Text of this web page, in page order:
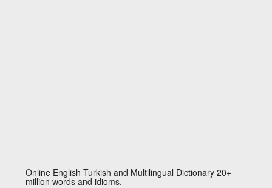
Online English Turkish and Multilingual Dictionary 20+
million words and idioms.